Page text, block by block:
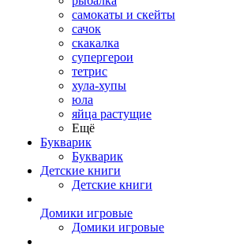
самокаты и скейты
сачок
скакалка
супергерои
тетрис
хула-хупы
юла
яйца растущие
Ещё
Букварик
Букварик
Детские книги
Детские книги
Домики игровые
Домики игровые